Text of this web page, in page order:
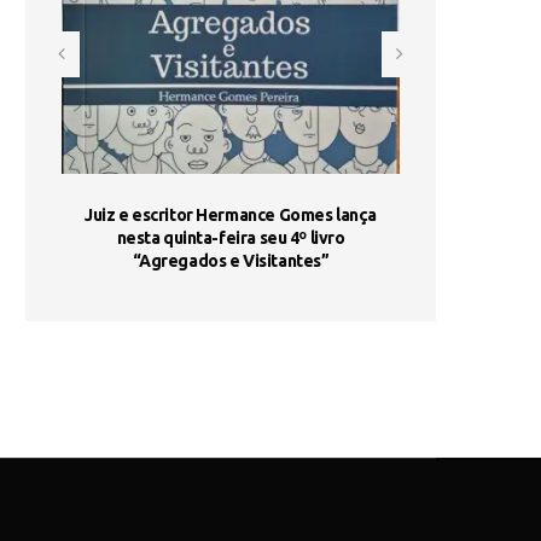
Juiz e escritor Hermance Gomes lança
nesta quinta-feira seu 4º livro
“Agregados e Visitantes”